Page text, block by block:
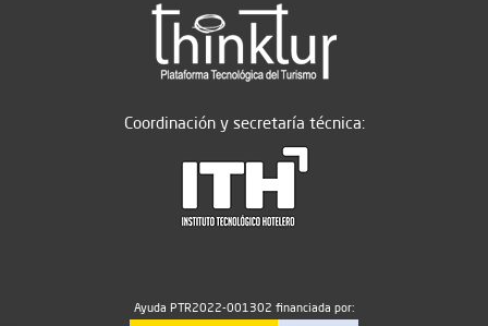
Coordinación y secretaría técnica:
Ayuda PTR2022-001302 financiada por: